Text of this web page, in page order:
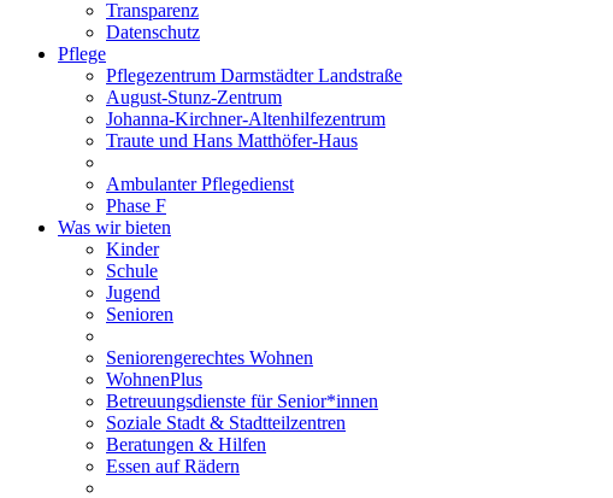
Transparenz
Datenschutz
Pflege
Pflegezentrum Darmstädter Landstraße
August-Stunz-Zentrum
Johanna-Kirchner-Altenhilfezentrum
Traute und Hans Matthöfer-Haus
Ambulanter Pflegedienst
Phase F
Was wir bieten
Kinder
Schule
Jugend
Senioren
Seniorengerechtes Wohnen
WohnenPlus
Betreuungsdienste für Senior*innen
Soziale Stadt & Stadtteilzentren
Beratungen & Hilfen
Essen auf Rädern